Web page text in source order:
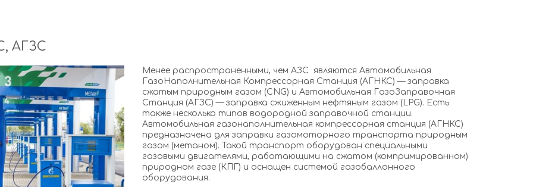
АГЗС
Менее распространёнными, чем АЗС являются Автомобильная
ГазоНаполнительная Компрессорная Станция (АГНКС) — заправка
сжатым природным газом (CNG) и Автомобильная ГазоЗаправочная
Станция (АГЗС) — заправка сжиженным нефтяным газом (LPG). Есть
также несколько типов водородной заправочной станции.
Автомобильная газонаполнительная компрессорная станция (АГНКС)
предназначена для заправки газомоторного транспорта природным
газом (метаном). Такой транспорт оборудован специальными
газовыми двигателями, работающими на сжатом (компримированном)
природном газе (КПГ) и оснащен системой газобаллонного
оборудования.